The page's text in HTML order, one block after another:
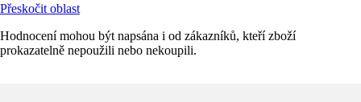
Přeskočit oblast
Hodnocení mohou být napsána i od zákazníků, kteří zboží
prokazatelně nepoužili nebo nekoupili.